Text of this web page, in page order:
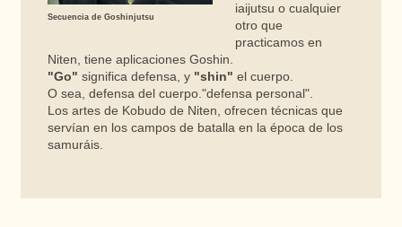
Secuencia de Goshinjutsu
iaijutsu o cualquier
otro que
practicamos en
Niten, tiene aplicaciones Goshin.
"Go" significa defensa, y "shin" el cuerpo.
O sea, defensa del cuerpo."defensa personal".
Los artes de Kobudo de Niten, ofrecen técnicas que
servían en los campos de batalla en la época de los
samuráis.